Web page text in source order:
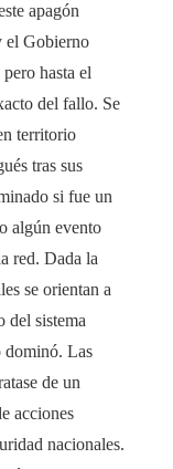
apagón
el Gobierno
hasta el
del fallo​. Se
territorio
tras sus
si fue un
algún evento
red​. Dada la
se orientan a
del sistema
dominó. Las
de un
acciones
nacionales​.